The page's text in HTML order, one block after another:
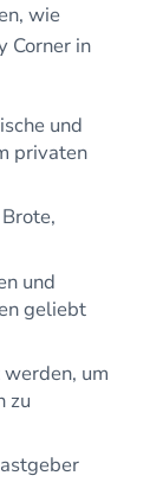
wie
Corner in
und
privaten
und
geliebt
um
zu